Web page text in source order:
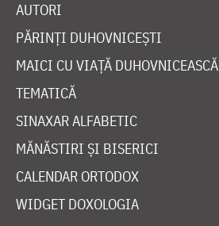
AUTORI
PĂRINȚI DUHOVNICEȘTI
MAICI CU VIAȚĂ DUHOVNICEASCĂ
TEMATICĂ
SINAXAR ALFABETIC
MĂNĂSTIRI ȘI BISERICI
CALENDAR ORTODOX
WIDGET DOXOLOGIA